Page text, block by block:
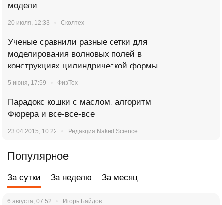
модели
20 июля, 12:33 Сколтех
Ученые сравнили разные сетки для
моделирования волновых полей в
конструкциях цилиндрической формы
5 июня, 17:59 ФизТех
Парадокс кошки с маслом, алгоритм
Фюрера и все-все-все
23.04.2015, 10:22 Редакция Naked Science
Популярное
За сутки За неделю За месяц
6 августа, 07:52 Игорь Байдов